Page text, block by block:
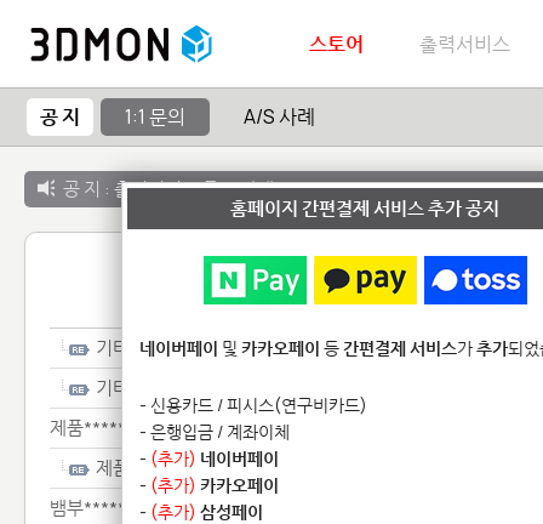
스토어 출력서비스
공 지 1:1 문의 A/S 사례
공 지 : 출력서비스 종료 안내
1:1 문
기타**************
기타**************
제품*******
제품*******
뱀부******************************
홈페이지 간편결제 서비스 추가 공지
네이버페이 및 카카오페이 등간편결제 서비스가추가되
- 신용카드 / 피시스(연구비카드)
- 은행입금 / 계좌이체
- (추가) 네이버페이
- (추가) 카카오페이
- (추가) 삼성페이